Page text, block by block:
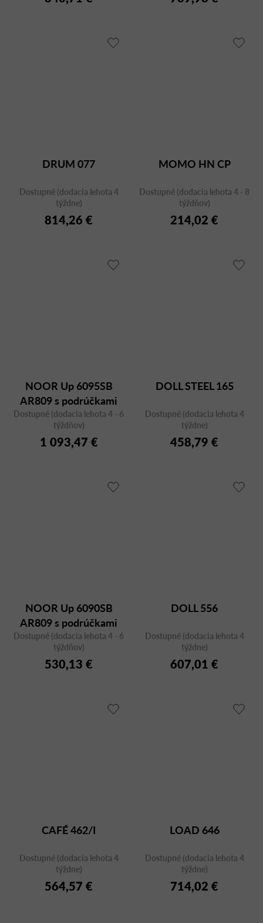
DRUM 077
Dostupné (dodacia lehota 4
týždne)
814,26 €
MOMO HN CP
Dostupné (dodacia lehota 4 - 8
týždňov)
214,02 €
NOOR Up 6095SB
AR809 s podrúčkami
Dostupné (dodacia lehota 4 - 6
týždňov)
1 093,47 €
DOLL STEEL 165
Dostupné (dodacia lehota 4
týždne)
458,79 €
NOOR Up 6090SB
AR809 s podrúčkami
Dostupné (dodacia lehota 4 - 6
týždňov)
530,13 €
DOLL 556
Dostupné (dodacia lehota 4
týždne)
607,01 €
CAFÉ 462/I
Dostupné (dodacia lehota 4
týždne)
564,57 €
LOAD 646
Dostupné (dodacia lehota 4
týždne)
714,02 €